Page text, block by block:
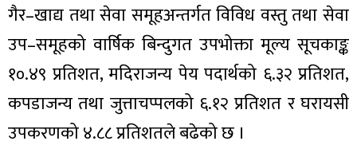
गैर–खाद्य तथा सेवा समूहअन्तर्गत विविध वस्तु तथा सेवा
उप–समूहको वार्षिक बिन्दुगत उपभोक्ता मूल्य सूचकाङ्क
१०.४९ प्रतिशत, मदिराजन्य पेय पदार्थको ६.३२ प्रतिशत,
कपडाजन्य तथा जुत्ताचप्पलको ६.१२ प्रतिशत र घरायसी
उपकरणको ४.८८ प्रतिशतले बढेको छ ।